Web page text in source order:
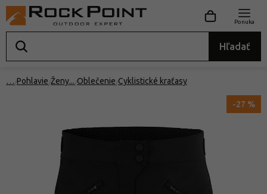
Hľadať
Ponuka
… Pohlavie Ženy Oblečenie Cyklistické kraťasy
-27 %